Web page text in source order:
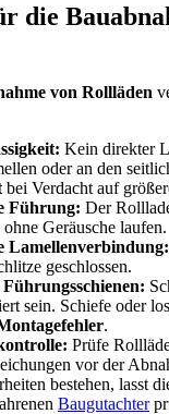
die
von Rollläden
Kein direkter
oder an den
bei Verdacht auf
Führung: Der
Geräusche laufen.
Lamellenverbindung:
geschlossen.
sein. Schiefe oder
.
Prüfe
vor der
bestehen, lasst
Baugutachter